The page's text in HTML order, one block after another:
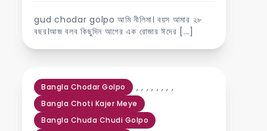
gud chodar golpo আমি নীলিমা। বয়স আমার ২৮
বছর।আজ বলব কিছুদিন আগের এক রোজার ঈদের […]
Bangla Chodar Golpo ,
Bangla Choti Kajer Meye
,
Bangla Chuda Chudi Golpo
,, , ,, ,